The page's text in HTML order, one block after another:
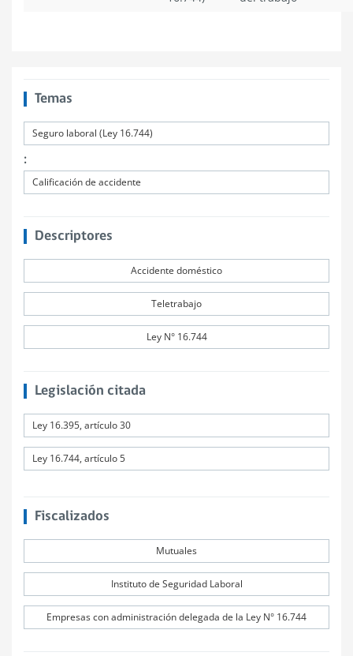
Temas
Seguro laboral (Ley 16.744)
:
Calificación de accidente
Descriptores
Accidente doméstico
Teletrabajo
Ley N° 16.744
Legislación citada
Ley 16.395, artículo 30
Ley 16.744, artículo 5
Fiscalizados
Mutuales
Instituto de Seguridad Laboral
Empresas con administración delegada de la Ley N° 16.744